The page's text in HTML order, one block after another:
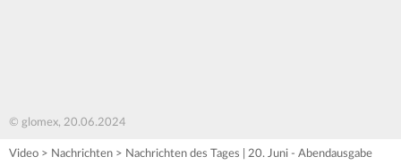
© glomex, 20.06.2024
Video > Nachrichten > Nachrichten des Tages | 20. Juni - Abendausgabe